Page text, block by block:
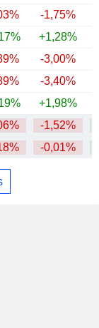
-1,75%
+1,28%
-3,00%
-3,40%
+1,98%
-1,52%
-0,01%